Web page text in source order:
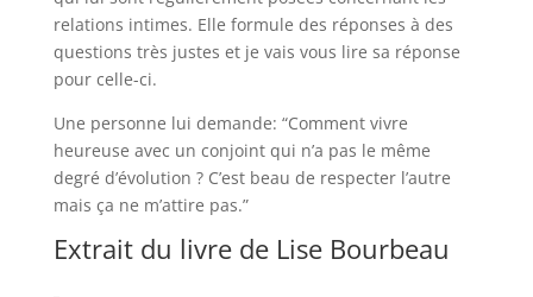
relations intimes. Elle formule des réponses à des
questions très justes et je vais vous lire sa réponse
pour celle-ci.
Une personne lui demande: “Comment vivre
heureuse avec un conjoint qui n’a pas le même
degré d’évolution ? C’est beau de respecter l’autre
mais ça ne m’attire pas.”
Extrait du livre de Lise Bourbeau